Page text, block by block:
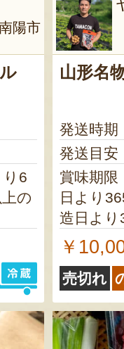
陽市
り6
山形名
発送時期
発送目安
賞味期限
日より365日 レトル
造日より365日 味
く（個
より120日 味付玉こん
（個包
120日 玉こんにゃく タレ付／
製造日より120
味付／製造
￥
売切れ